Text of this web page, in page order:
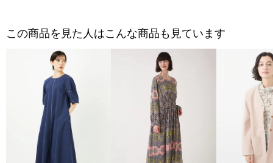
この商品を見た人はこんな商品も見ています